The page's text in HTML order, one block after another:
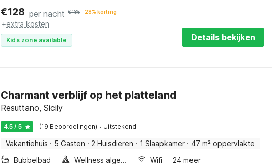
€128 per nacht €185 28% korting
+extra kosten
Kids zone available Details bekijken
Charmant verblijf op het platteland
Resuttano, Sicily
4.5 / 5 (19 Beoordelingen) · Uitstekend
Vakantiehuis · 5 Gasten · 2 Huisdieren · 1 Slaapkamer · 47 m² oppervlakte
Bubbelbad
Wellness algemeen Wifi
24 meer